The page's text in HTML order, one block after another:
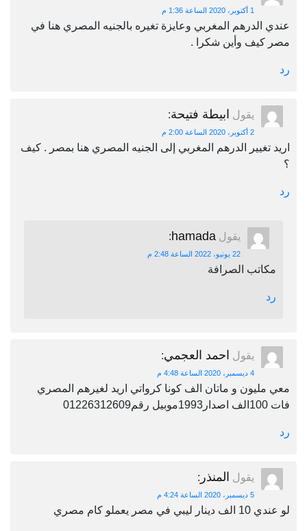
1 أكتوبر، 2020 الساعة 1:36 م
عندي الدرهم المغربي وعايزة تغيره بالجنيه المصري هنا في
مصر كيف وأين شكرا .
رد
يقول ابيطة فتيحة:
2 أكتوبر، 2020 الساعة 2:00 م
اريد تغيير الدرهم المغربي إلى الجنيه المصري هنا بمصر . كيف
؟
رد
يقول hamada
:
22 يونيو، 2022 الساعة 2:48 م
مكاتب الصرافة
رد
يقول احمد العجمي:
4 ديسمبر، 2020 الساعة 4:48 م
معي مليون و ماتان الف كونا كرواتي اريد لغيرهم المصري
فات 100الف اصدار1993موبيل رقم01226312609
رد
يقول المنذر :
5 ديسمبر، 2020 الساعة 4:24 م
لو عندي 10 الف دينار ليبي في مصر يعملو كام مصري